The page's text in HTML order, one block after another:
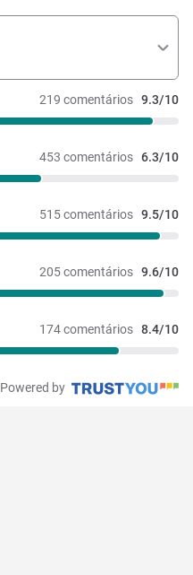
219 comentários 9.3/10
453 comentários 6.3/10
515 comentários 9.5/10
205 comentários 9.6/10
174 comentários 8.4/10
Powered by